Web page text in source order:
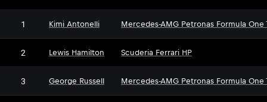
1 Kimi Antonelli Mercedes-AMG Petronas Formula One
2 Lewis Hamilton Scuderia Ferrari HP
3 George Russell Mercedes-AMG Petronas Formula One